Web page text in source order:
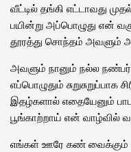
வீட்டில் தங்கி எட்டாவது
பயின்று அப்பொழுது என்
தூரத்து சொந்தம் அவளும்
அவளும் நானும் நல்ல
எப்பொழுதும்
இதழ்களால் எதையேனும்
பூங்காற்றாய் என் வாழ்வில்
எங்கள் ஊரே கண் வைக்கும்